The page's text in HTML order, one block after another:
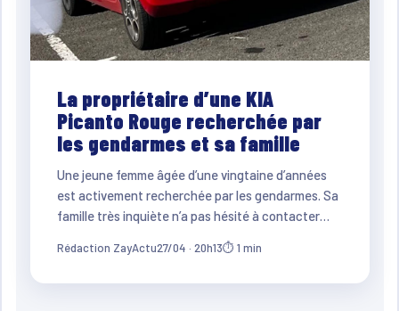
La propriétaire d’une KIA
Picanto Rouge recherchée par
les gendarmes et sa famille
Une jeune femme âgée d’une vingtaine d’années
est activement recherchée par les gendarmes. Sa
famille très inquiète n’a pas hésité à contacter…
Rédaction ZayActu27/04 · 20h13⏱ 1 min